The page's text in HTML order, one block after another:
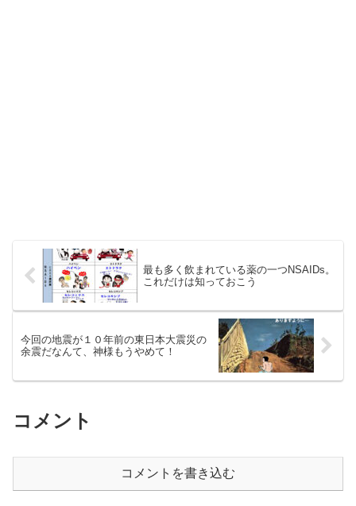
最も多く飲まれている薬の一つNSAIDs。
これだけは知っておこう
今回の地震が１０年前の東日本大震災の
余震だなんて、神様もうやめて！
コメント
コメントを書き込む